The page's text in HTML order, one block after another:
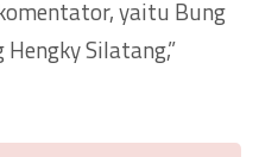
yaitu Bung
Silatang,”